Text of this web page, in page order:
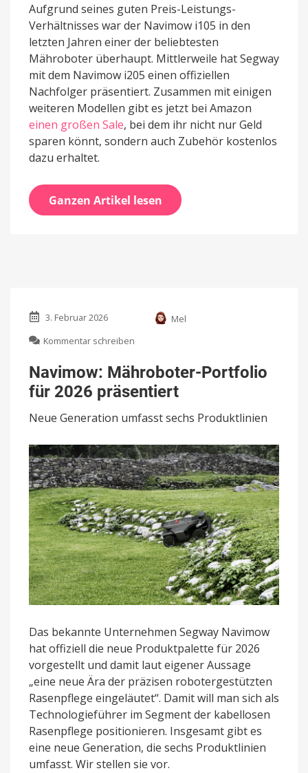
Aufgrund seines guten Preis-Leistungs-
Verhältnisses war der Navimow i105 in den
letzten Jahren einer der beliebtesten
Mähroboter überhaupt. Mittlerweile hat Segway
mit dem Navimow i205 einen offiziellen
Nachfolger präsentiert. Zusammen mit einigen
weiteren Modellen gibt es jetzt bei Amazon
einen großen Sale, bei dem ihr nicht nur Geld
sparen könnt, sondern auch Zubehör kostenlos
dazu erhaltet.
Ganzen Artikel lesen
3. Februar 2026
Mel
Kommentar schreiben
Mähroboter-
Portfolio
für
präsentiert
Navimow: Mähroboter-Portfolio
für 2026 präsentiert
Neue Generation umfasst sechs Produktlinien
Das bekannte Unternehmen Segway Navimow
hat offiziell die neue Produktpalette für 2026
vorgestellt und damit laut eigener Aussage
„eine neue Ära der präzisen robotergestützten
Rasenpflege eingeläutet“. Damit will man sich als
Technologieführer im Segment der kabellosen
Rasenpflege positionieren. Insgesamt gibt es
eine neue Generation, die sechs Produktlinien
umfasst. Wir stellen sie vor.